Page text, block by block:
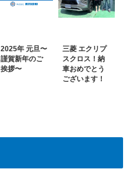
2025年 元旦〜
謹賀新年のご
挨拶〜
三菱 エクリプ
スクロス！納
車おめでとう
ございます！